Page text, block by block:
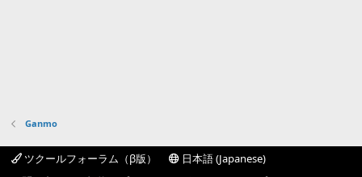
Ganmo
ツクールフォーラム（β版）
日本語 (Japanese)